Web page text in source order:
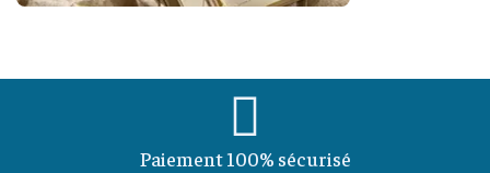
Paiement 100% sécurisé